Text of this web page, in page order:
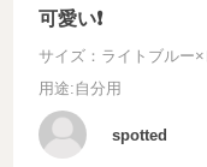
可愛い❗️
サイズ：ライトブルー×
用途:自分用
spotted